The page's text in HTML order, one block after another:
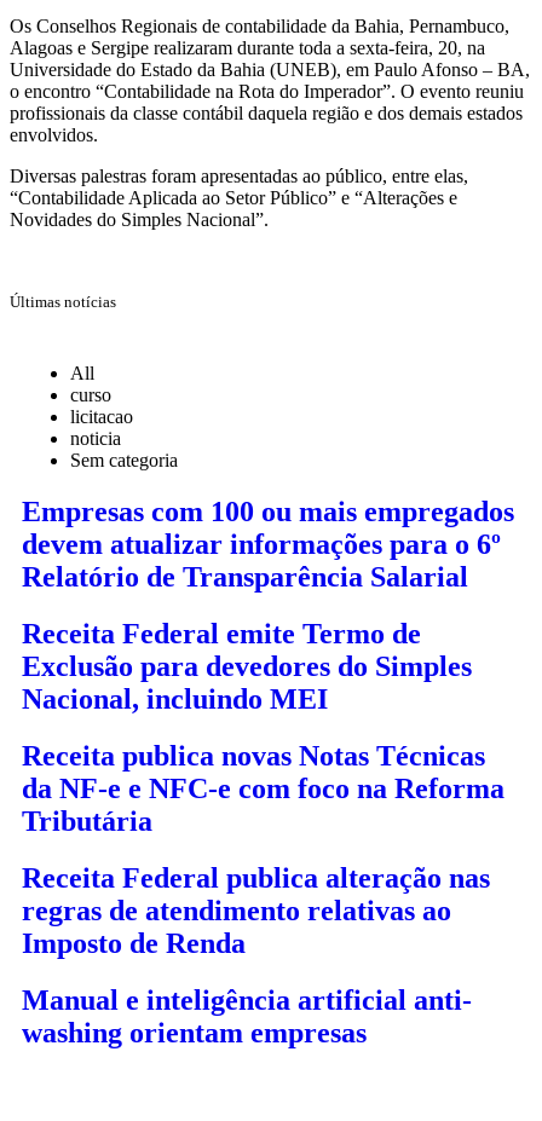
Os Conselhos Regionais de contabilidade da Bahia, Pernambuco,
Alagoas e Sergipe realizaram durante toda a sexta-feira, 20, na
Universidade do Estado da Bahia (UNEB), em Paulo Afonso – BA,
o encontro “Contabilidade na Rota do Imperador”. O evento reuniu
profissionais da classe contábil daquela região e dos demais estados
envolvidos.
Diversas palestras foram apresentadas ao público, entre elas,
“Contabilidade Aplicada ao Setor Público” e “Alterações e
Novidades do Simples Nacional”.
Últimas notícias
All
curso
licitacao
noticia
Sem categoria
Empresas com 100 ou mais empregados
devem atualizar informações para o 6º
Relatório de Transparência Salarial
Receita Federal emite Termo de
Exclusão para devedores do Simples
Nacional, incluindo MEI
Receita publica novas Notas Técnicas
da NF-e e NFC-e com foco na Reforma
Tributária
Receita Federal publica alteração nas
regras de atendimento relativas ao
Imposto de Renda
Manual e inteligência artificial anti-
washing orientam empresas